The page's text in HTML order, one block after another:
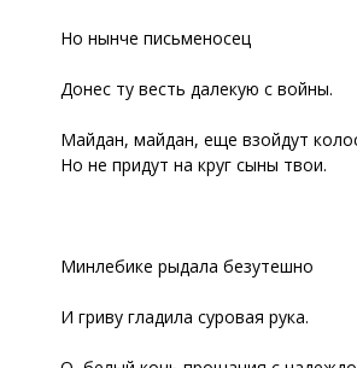
Но нынче письменосец
Донес ту весть далекую с войны.
Майдан, майдан, еще взойдут
Но не придут на круг сыны твои.
Минлебике рыдала безутешно
И гриву гладила суровая рука.